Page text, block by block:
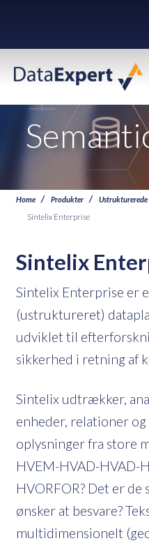
Home Produkter
Ustrukturerede
Sintelix Enterprise
Sintelix
Sintelix Enterprise er
(ustruktureret)
udviklet til
sikkerhed i retning af
Sintelix udtrækker,
enheder, relationer
oplysninger fra store
HVEM-HVAD-HVAD-
HVORFOR? Det er de
ønsker at besvare?
multidimensionelt